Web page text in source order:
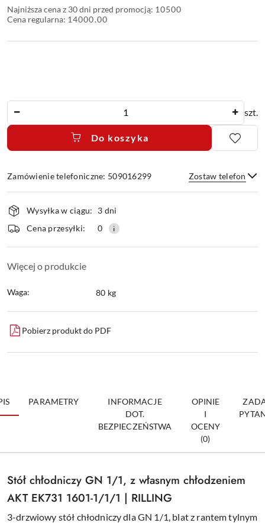
Najniższa cena z 30 dni przed promocją: 10500
Cena regularna: 14000.00
szt.
Do koszyka
Zamówienie telefoniczne: 509016299 Zostaw telefon
Wyślij
Dostępność
i
dostawa
Wysyłka w ciągu:
3 dni
Cena przesyłki:
0
Więcej o produkcie
Waga: 80 kg
Pobierz produkt do PDF
PARAMETRY
INFORMACJE
DOT.
BEZPIECZEŃSTWA
OPINIE
I
OCENY
(0)
Stół chłodniczy GN 1/1, z własnym chłodzeniem
AKT EK731 1601-1/1/1 | RILLING
3-drzwiowy stół chłodniczy dla GN 1/1, blat z rantem tylnym